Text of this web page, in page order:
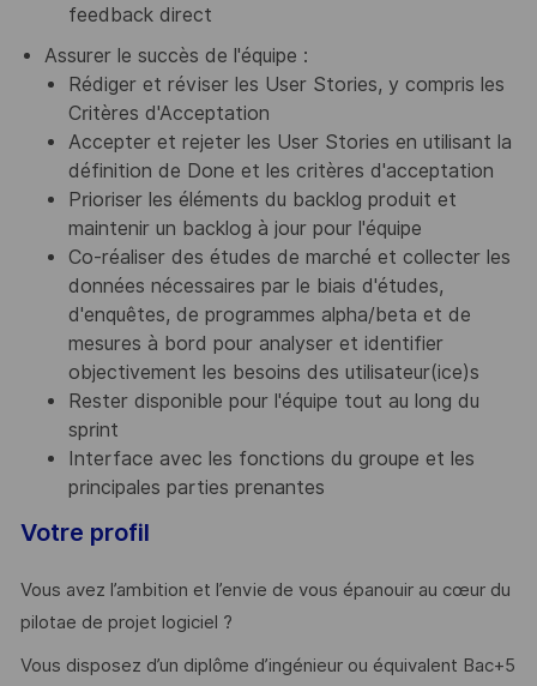
feedback direct
Assurer le succès de l'équipe :
Rédiger et réviser les User Stories, y compris les
Critères d'Acceptation
Accepter et rejeter les User Stories en utilisant la
définition de Done et les critères d'acceptation
Prioriser les éléments du backlog produit et
maintenir un backlog à jour pour l'équipe
Co-réaliser des études de marché et collecter les
données nécessaires par le biais d'études,
d'enquêtes, de programmes alpha/beta et de
mesures à bord pour analyser et identifier
objectivement les besoins des utilisateur(ice)s
Rester disponible pour l'équipe tout au long du
sprint
Interface avec les fonctions du groupe et les
principales parties prenantes
Votre profil
Vous avez l’ambition et l’envie de vous épanouir au cœur du
pilotae de projet logiciel ?
Vous disposez d’un diplôme d’ingénieur ou équivalent Bac+5